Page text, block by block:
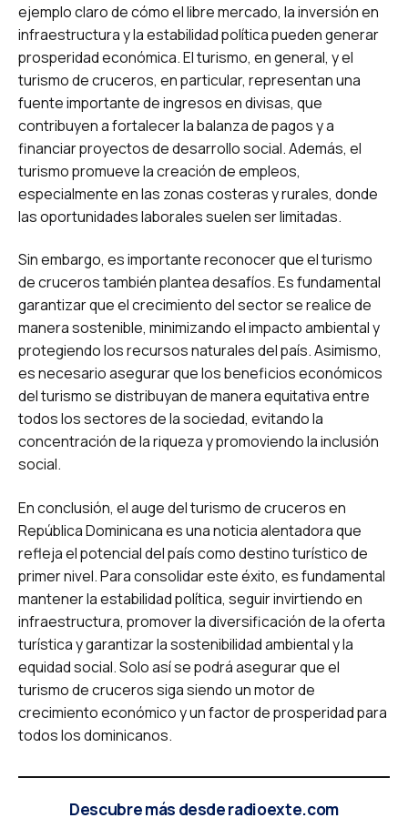
ejemplo claro de cómo el libre mercado, la inversión en
infraestructura y la estabilidad política pueden generar
prosperidad económica. El turismo, en general, y el
turismo de cruceros, en particular, representan una
fuente importante de ingresos en divisas, que
contribuyen a fortalecer la balanza de pagos y a
financiar proyectos de desarrollo social. Además, el
turismo promueve la creación de empleos,
especialmente en las zonas costeras y rurales, donde
las oportunidades laborales suelen ser limitadas.
Sin embargo, es importante reconocer que el turismo
de cruceros también plantea desafíos. Es fundamental
garantizar que el crecimiento del sector se realice de
manera sostenible, minimizando el impacto ambiental y
protegiendo los recursos naturales del país. Asimismo,
es necesario asegurar que los beneficios económicos
del turismo se distribuyan de manera equitativa entre
todos los sectores de la sociedad, evitando la
concentración de la riqueza y promoviendo la inclusión
social.
En conclusión, el auge del turismo de cruceros en
República Dominicana es una noticia alentadora que
refleja el potencial del país como destino turístico de
primer nivel. Para consolidar este éxito, es fundamental
mantener la estabilidad política, seguir invirtiendo en
infraestructura, promover la diversificación de la oferta
turística y garantizar la sostenibilidad ambiental y la
equidad social. Solo así se podrá asegurar que el
turismo de cruceros siga siendo un motor de
crecimiento económico y un factor de prosperidad para
todos los dominicanos.
Descubre más desde radioexte.com